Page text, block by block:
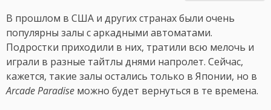
В прошлом в США и других странах были очень
популярны залы с аркадными автоматами.
Подростки приходили в них, тратили всю мелочь и
играли в разные тайтлы днями напролет. Сейчас,
кажется, такие залы остались только в Японии, но в
Arcade Paradise можно будет вернуться в те времена.